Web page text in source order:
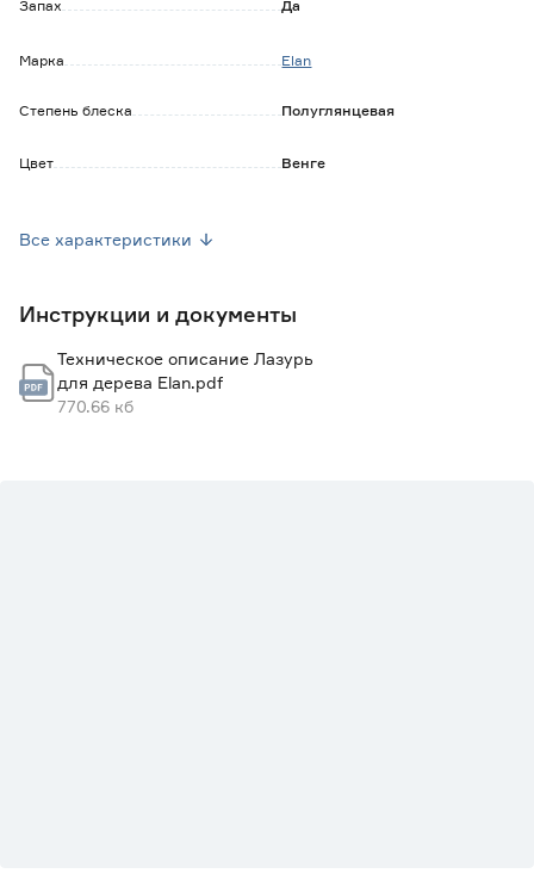
Запах Да
Марка Elan
Степень блеска Полуглянцевая
Цвет Венге
Рекомендуемое количество слоев 1-2
Инструмент для нанесения Кисть, распылитель
Все характеристики
Инструкции и документы
Техническое описание Лазурь
для дерева Elan.pdf
770.66 кб